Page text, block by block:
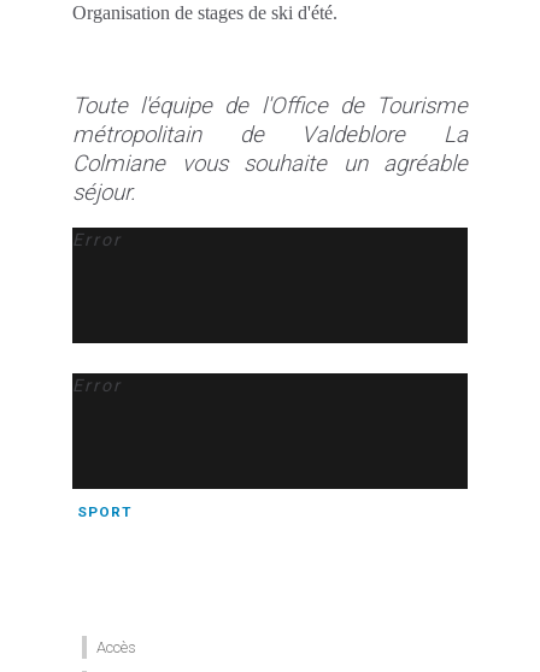
Organisation de stages de ski d'été.
Toute l'équipe de l'Office de Tourisme
métropolitain de Valdeblore La
Colmiane vous souhaite un agréable
séjour.
Error
Error
SPORT
Accès